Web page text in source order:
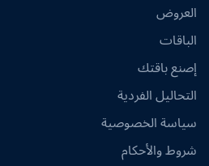
العروض
الباقات
إصنع باقتك
التحاليل الفردية
سياسة الخصوصية
شروط والأحكام